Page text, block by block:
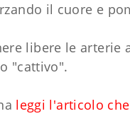
il cuore e
libere le
"cattivo".
leggi l'articolo